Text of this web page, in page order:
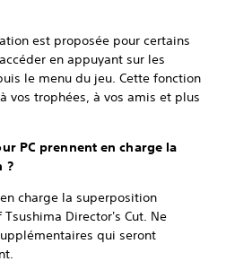
est proposée pour certains
en appuyant sur les
le menu du jeu. Cette fonction
vos trophées, à vos amis et plus
PC prennent en charge la
?
charge la superposition
Director's Cut. Ne
qui seront